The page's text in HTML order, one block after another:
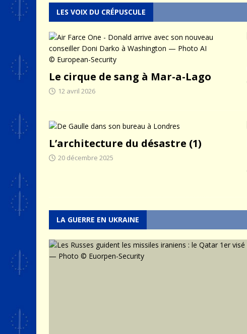
LES VOIX DU CRÉPUSCULE
Le cirque de sang à Mar-a-Lago
12 avril 2026
L’architecture du désastre (1)
20 décembre 2025
LA GUERRE EN UKRAINE